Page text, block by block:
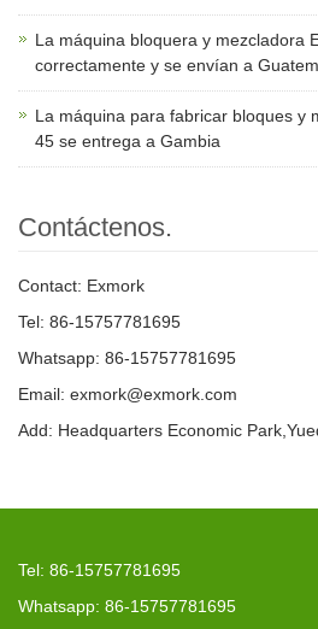
La máquina bloquera y mezcladora
correctamente y se envían a
La máquina para fabricar bloques y
45 se entrega a Gambia
Contáctenos.
Contact: Exmork
Tel: 86-15757781695
Whatsapp: 86-15757781695
Email: exmork@exmork.com
Add: Headquarters Economic
Tel: 86-15757781695
Whatsapp: 86-15757781695